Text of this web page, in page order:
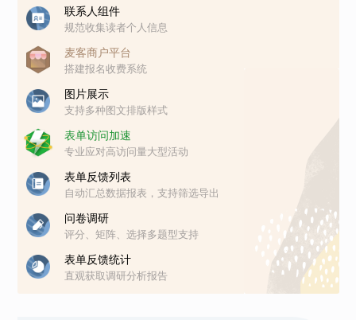
联系人组件
规范收集读者个人信息
麦客商户平台
搭建报名收费系统
图片展示
支持多种图文排版样式
表单访问加速
专业应对高访问量大型活动
表单反馈列表
自动汇总数据报表，支持筛选导出
问卷调研
评分、矩阵、选择多题型支持
表单反馈统计
直观获取调研分析报告